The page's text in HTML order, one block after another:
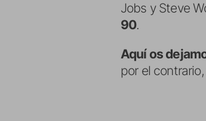
Jobs y Steve
90.
Aquí os
por el